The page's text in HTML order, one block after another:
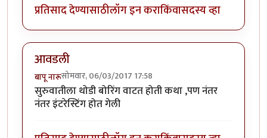
प्रतिसाद देण्यासाठीलॉग इन कराकिंवासदस्य व्हा
आवडली
बापू नारूसोमवार, 06/03/2017 17:58
सुरुवातीला थोडी बोरिंग वाटत होती कथा ,पण नंतर
नंतर इंटरेस्टिंग होत गेली